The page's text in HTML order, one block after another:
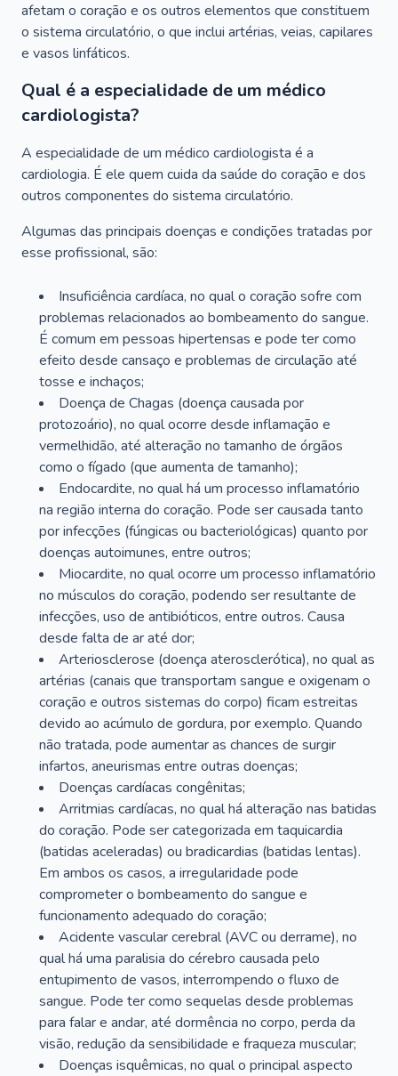
afetam o coração e os outros elementos que constituem
o sistema circulatório, o que inclui artérias, veias, capilares
e vasos linfáticos.
Qual é a especialidade de um médico
cardiologista?
A especialidade de um médico cardiologista é a
cardiologia. É ele quem cuida da saúde do coração e dos
outros componentes do sistema circulatório.
Algumas das principais doenças e condições tratadas por
esse profissional, são:
Insuficiência cardíaca, no qual o coração sofre com
problemas relacionados ao bombeamento do sangue.
É comum em pessoas hipertensas e pode ter como
efeito desde cansaço e problemas de circulação até
tosse e inchaços;
Doença de Chagas (doença causada por
protozoário), no qual ocorre desde inflamação e
vermelhidão, até alteração no tamanho de órgãos
como o fígado (que aumenta de tamanho);
Endocardite, no qual há um processo inflamatório
na região interna do coração. Pode ser causada tanto
por infecções (fúngicas ou bacteriológicas) quanto por
doenças autoimunes, entre outros;
Miocardite, no qual ocorre um processo inflamatório
no músculos do coração, podendo ser resultante de
infecções, uso de antibióticos, entre outros. Causa
desde falta de ar até dor;
Arteriosclerose (doença aterosclerótica), no qual as
artérias (canais que transportam sangue e oxigenam o
coração e outros sistemas do corpo) ficam estreitas
devido ao acúmulo de gordura, por exemplo. Quando
não tratada, pode aumentar as chances de surgir
infartos, aneurismas entre outras doenças;
Doenças cardíacas congênitas;
Arritmias cardíacas, no qual há alteração nas batidas
do coração. Pode ser categorizada em taquicardia
(batidas aceleradas) ou bradicardias (batidas lentas).
Em ambos os casos, a irregularidade pode
comprometer o bombeamento do sangue e
funcionamento adequado do coração;
Acidente vascular cerebral (AVC ou derrame), no
qual há uma paralisia do cérebro causada pelo
entupimento de vasos, interrompendo o fluxo de
sangue. Pode ter como sequelas desde problemas
para falar e andar, até dormência no corpo, perda da
visão, redução da sensibilidade e fraqueza muscular;
Doenças isquêmicas, no qual o principal aspecto